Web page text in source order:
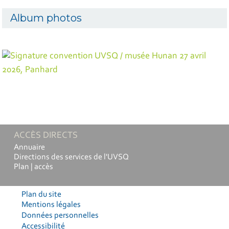
Album photos
ACCÈS DIRECTS
Annuaire
Directions des services de l'UVSQ
Plan | accès
Plan du site
Mentions légales
Données personnelles
Accessibilité